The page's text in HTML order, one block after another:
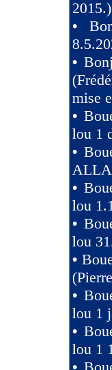
2015.)
•
•
mise
•
lou 1
•
•
lou
•
lou
•
•
lou 1
•
lou 1